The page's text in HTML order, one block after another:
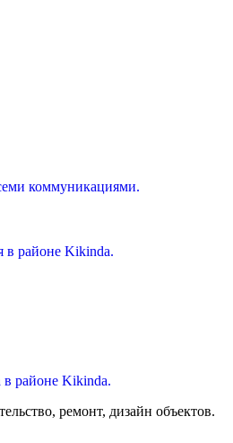
коммуникациями.
в районе Kikinda.
в районе Kikinda.
ремонт, дизайн объектов.